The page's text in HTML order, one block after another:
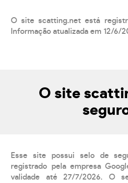
O site scatting.net está
Informação atualizada em 12/6/
O site
Esse site possui selo de
registrado pela empresa
validade até 27/7/2026. O